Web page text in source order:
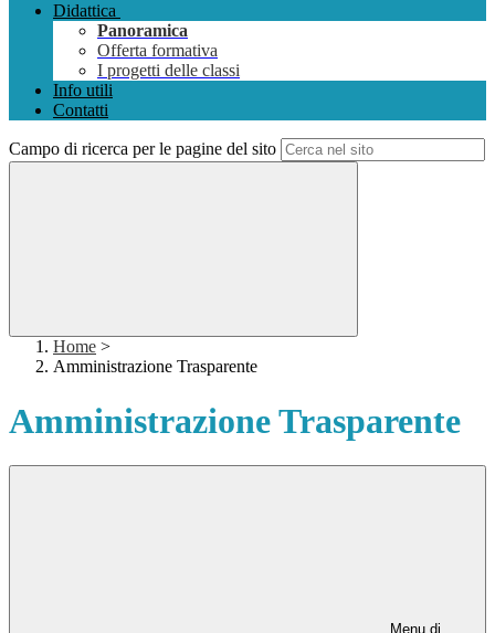
Didattica
Panoramica
Offerta formativa
I progetti delle classi
Info utili
Contatti
Campo di ricerca per le pagine del sito
Home >
Amministrazione Trasparente
Amministrazione Trasparente
Menu di